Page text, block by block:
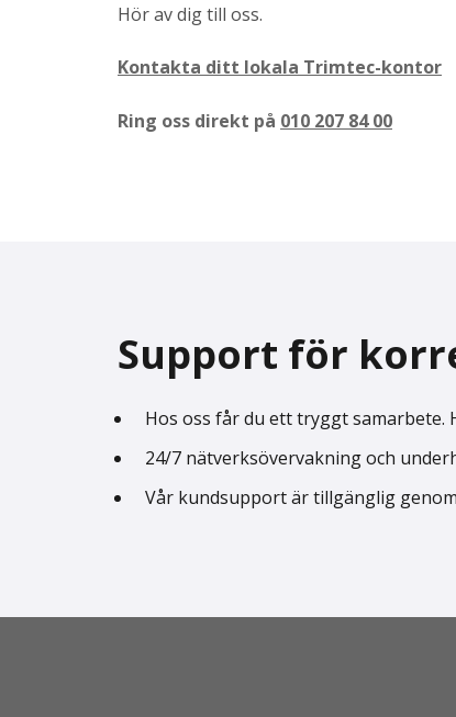
Hör av dig till oss.
Kontakta ditt lokala Trimtec-kontor
Ring oss direkt på 010 207 84 00
Support för
Hos oss får du ett tryggt
24/7 nätverksövervakning och
Vår kundsupport är tillgänglig